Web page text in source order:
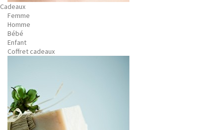
Cadeaux
Femme
Homme
Bébé
Enfant
Coffret cadeaux